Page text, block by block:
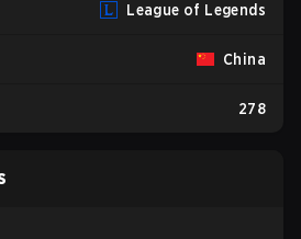
League of Legends
China
278